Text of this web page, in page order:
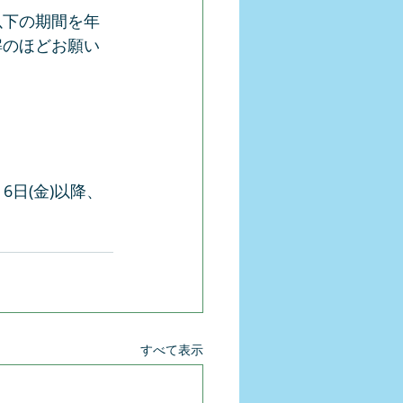
の期間を年
ほどお願い
(金)以降、
すべて表示